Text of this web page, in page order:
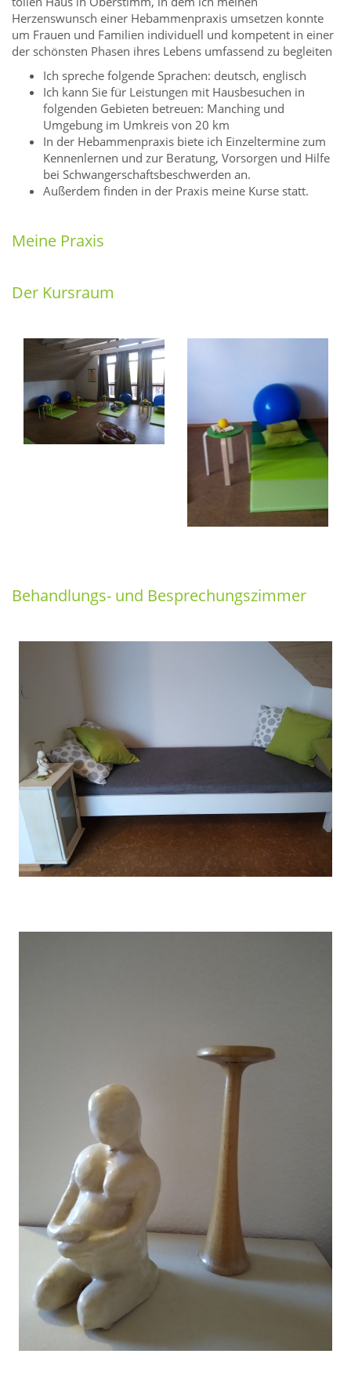
Herzenswunsch einer Hebammenpraxis umsetzen konnte
um Frauen und Familien individuell und kompetent in einer
der schönsten Phasen ihres Lebens umfassend zu begleiten
Ich spreche folgende Sprachen: deutsch, englisch
Ich kann Sie für Leistungen mit Hausbesuchen in
folgenden Gebieten betreuen: Manching und
Umgebung im Umkreis von 20 km
In der Hebammenpraxis biete ich Einzeltermine zum
Kennenlernen und zur Beratung, Vorsorgen und Hilfe
bei Schwangerschaftsbeschwerden an.
Außerdem finden in der Praxis meine Kurse statt.
Meine Praxis
Der Kursraum
Behandlungs- und Besprechungszimmer